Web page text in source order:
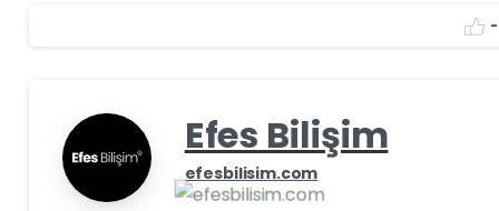
-
Efes Bilişim
efesbilisim.com